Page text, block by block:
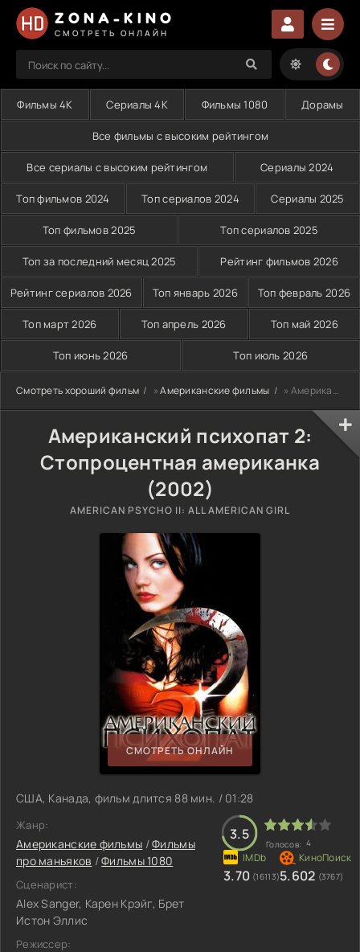
ZONA-KINO
СМОТРЕТЬ ОНЛАЙН
Фильмы 4K Сериалы 4K Фильмы 1080 Дорамы
Все фильмы с высоким рейтингом
Все сериалы с высоким рейтингом Сериалы 2024
Топ фильмов 2024 Топ сериалов 2024 Сериалы 2025
Топ фильмов 2025 Топ сериалов 2025
Топ за последний месяц 2025 Рейтинг фильмов 2026
Рейтинг сериалов 2026 Топ январь 2026 Топ февраль 2026
Топ март 2026 Топ апрель 2026 Топ май 2026
Топ июнь 2026 Топ июль 2026
Смотреть хороший фильм »Американские фильмы » Американский психопат 2: Стопроцентная американка (2002)
Американский психопат 2:
Стопроцентная американка
(2002)
AMERICAN PSYCHO II: ALL AMERICAN GIRL
СМОТРЕТЬ ОНЛАЙН
США, Канада, фильм длится 88 мин. / 01:28
Жанр:
Американские фильмы /Фильмы
про маньяков /Фильмы 1080
Сценарист:
Alex Sanger, Карен Крэйг, Брет
Истон Эллис
Режиссер:
3.5
Голосов: 4
3.70 (16113)5.602 (3767)